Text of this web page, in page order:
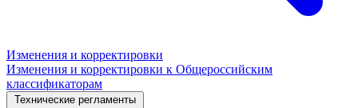
Изменения и корректировки
Изменения и корректировки к Общероссийским
классификаторам
Технические регламенты